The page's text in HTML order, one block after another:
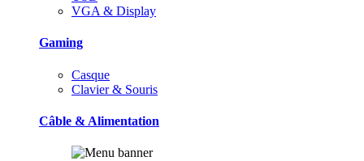
VGA & Display
Gaming
Casque
Clavier & Souris
Câble & Alimentation